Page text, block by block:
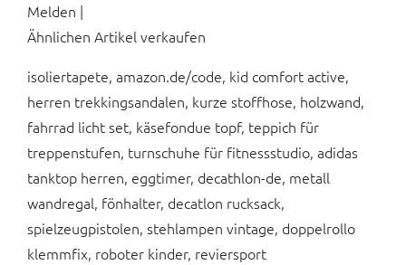
Melden |
Ähnlichen Artikel verkaufen
isoliertapete, amazon.de/code, kid comfort active,
herren trekkingsandalen, kurze stoffhose, holzwand,
fahrrad licht set, käsefondue topf, teppich für
treppenstufen, turnschuhe für fitnessstudio, adidas
tanktop herren, eggtimer, decathlon-de, metall
wandregal, fönhalter, decatlon rucksack,
spielzeugpistolen, stehlampen vintage, doppelrollo
klemmfix, roboter kinder, reviersport